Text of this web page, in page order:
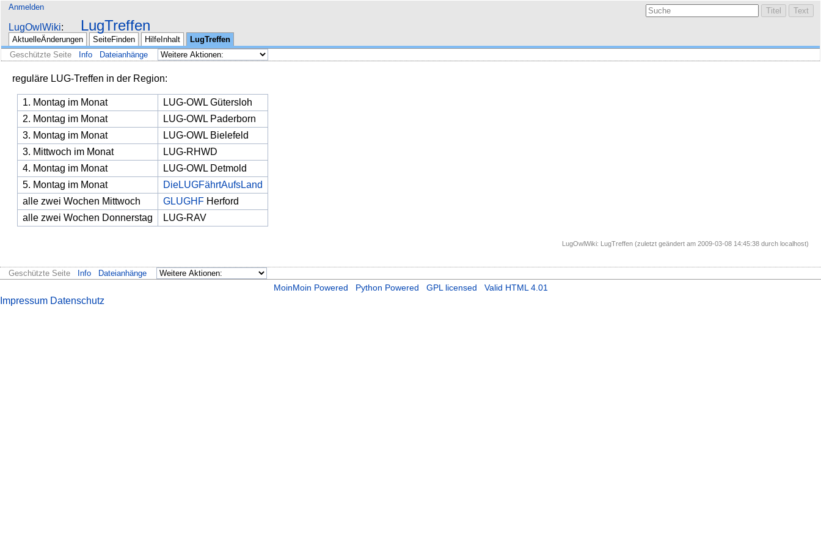
Anmelden
LugOwlWiki LugTreffen
AktuelleÄnderungen SeiteFinden HilfeInhalt
LugTreffen
Geschützte Seite
Info Dateianhänge
reguläre LUG-Treffen in der Region:
1. Montag im Monat
LUG-OWL Gütersloh
2. Montag im Monat
LUG-OWL Paderborn
3. Montag im Monat
LUG-OWL Bielefeld
3. Mittwoch im Monat
LUG-RHWD
4. Montag im Monat
LUG-OWL Detmold
5. Montag im Monat
DieLUGFährtAufsLand
alle zwei Wochen Mittwoch
GLUGHF Herford
alle zwei Wochen Donnerstag
LUG-RAV
LugOwlWiki: LugTreffen (zuletzt geändert am 2009-03-08 14:45:38 durch localhost)
Geschützte Seite Info Dateianhänge
MoinMoin Powered Python Powered GPL licensed Valid HTML 4.01
Impressum Datenschutz